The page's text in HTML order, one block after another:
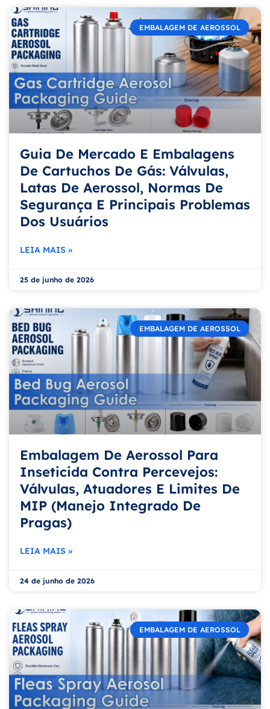
EMBALAGEM DE AEROSSOL
Guia De Mercado E Embalagens
De Cartuchos De Gás: Válvulas,
Latas De Aerossol, Normas De
Segurança E Principais Problemas
Dos Usuários
LEIA MAIS »
25 de junho de 2026
EMBALAGEM DE AEROSSOL
Embalagem De Aerossol Para
Inseticida Contra Percevejos:
Válvulas, Atuadores E Limites De
MIP (Manejo Integrado De
Pragas)
LEIA MAIS »
24 de junho de 2026
EMBALAGEM DE AEROSSOL